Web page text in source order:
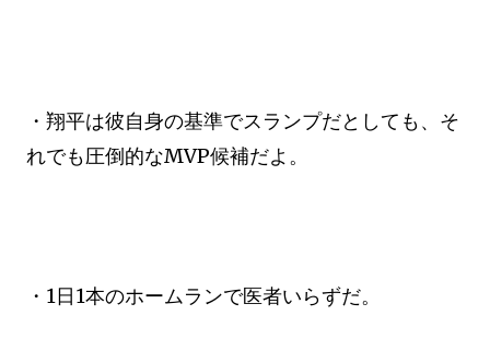
・翔平は彼自身の基準でスランプだとしても、そ
れでも圧倒的なMVP候補だよ。
・1日1本のホームランで医者いらずだ。